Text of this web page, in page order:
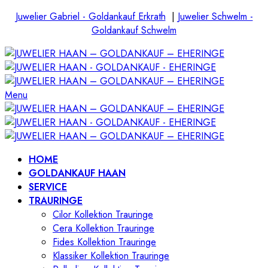
Juwelier Gabriel - Goldankauf Erkrath | Juwelier Schwelm -
Goldankauf Schwelm
Menu
HOME
GOLDANKAUF HAAN
SERVICE
TRAURINGE
Cilor Kollektion Trauringe
Cera Kollektion Trauringe
Fides Kollektion Trauringe
Klassiker Kollektion Trauringe